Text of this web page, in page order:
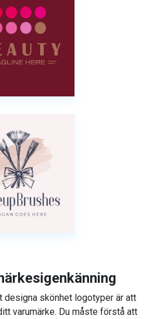
skönhet logotyper är att
varumärke. Du måste förstå att